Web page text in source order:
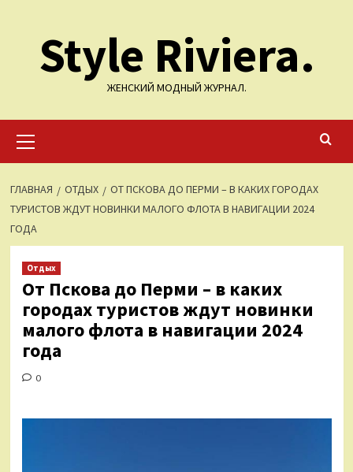
содержимомуStyle Riviera.
ЖЕНСКИЙ МОДНЫЙ ЖУРНАЛ.
меню
ГЛАВНАЯ ОТДЫХ
ОТ ПСКОВА ДО ПЕРМИ – В КАКИХ ГОРОДАХ
ТУРИСТОВ ЖДУТ НОВИНКИ МАЛОГО ФЛОТА В НАВИГАЦИИ 2024
ГОДА
Отдых
От Пскова до Перми – в каких
городах туристов ждут новинки
малого флота в навигации 2024
года
0